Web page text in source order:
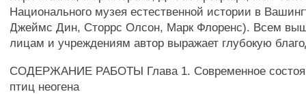
Национального музея естественной истории в
Джеймс Дин, Сторрс Олсон, Марк Флоренс). Всем
лицам и учреждениям автор выражает глубокую
СОДЕРЖАНИЕ РАБОТЫ Глава 1. Современное
птиц неогена